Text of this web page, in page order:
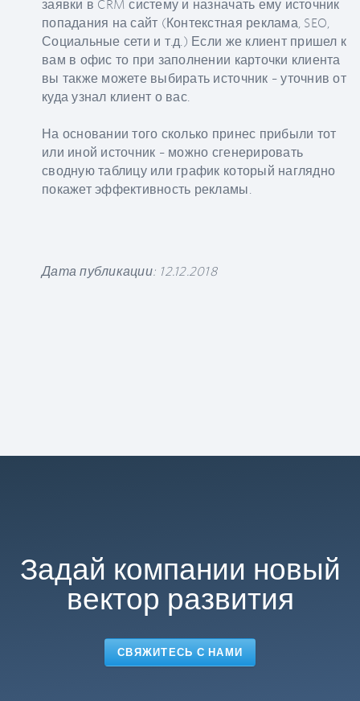
заявки в CRM систему и назначать ему источник
попадания на сайт (Контекстная реклама, SEO,
Социальные сети и т.д.) Если же клиент пришел к
вам в офис то при заполнении карточки клиента
вы также можете выбирать источник – уточнив от
куда узнал клиент о вас.
На основании того сколько принес прибыли тот
или иной источник – можно сгенерировать
сводную таблицу или график который наглядно
покажет эффективность рекламы.
Дата публикации: 12.12.2018
Задай компании новый
вектор развития
СВЯЖИТЕСЬ С НАМИ